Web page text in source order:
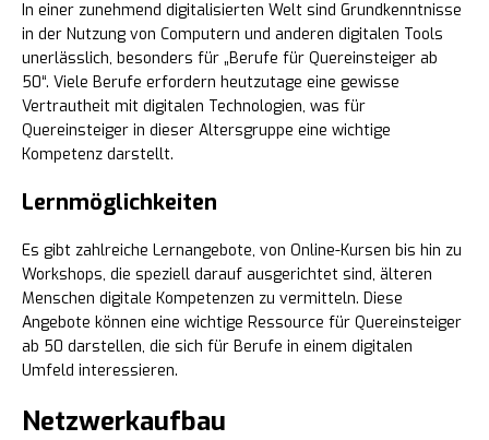
In einer zunehmend digitalisierten Welt sind Grundkenntnisse
in der Nutzung von Computern und anderen digitalen Tools
unerlässlich, besonders für „Berufe für Quereinsteiger ab
50“. Viele Berufe erfordern heutzutage eine gewisse
Vertrautheit mit digitalen Technologien, was für
Quereinsteiger in dieser Altersgruppe eine wichtige
Kompetenz darstellt.
Lernmöglichkeiten
Es gibt zahlreiche Lernangebote, von Online-Kursen bis hin zu
Workshops, die speziell darauf ausgerichtet sind, älteren
Menschen digitale Kompetenzen zu vermitteln. Diese
Angebote können eine wichtige Ressource für Quereinsteiger
ab 50 darstellen, die sich für Berufe in einem digitalen
Umfeld interessieren.
Netzwerkaufbau